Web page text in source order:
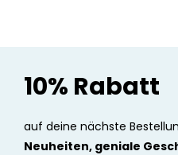
10% Rabatt
auf deine nächste
Neuheiten, geniale